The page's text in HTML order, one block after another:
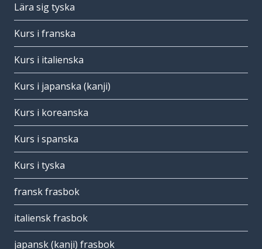
Lära sig tyska
Kurs i franska
Kurs i italienska
Kurs i japanska (kanji)
Kurs i koreanska
Kurs i spanska
Kurs i tyska
fransk frasbok
italiensk frasbok
japansk (kanji) frasbok